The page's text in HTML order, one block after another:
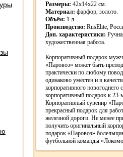
Размеры: 42х14х22 см.
Материал: фарфор, золото.
Объём: 1 л.
Производство: RusElite,
Доп. характеристики:
художественная работа.
Корпоративный подарок
«Паровоз» может быть
практически по любому
одинаково уместен и в
корпоративного новогоднего
корпоративный подарок к
Корпоративный сувенир
прекрасный подарок для
железной дороги. Не менее
получить оригинальный
подарок «Паровоз»
футбольной команды